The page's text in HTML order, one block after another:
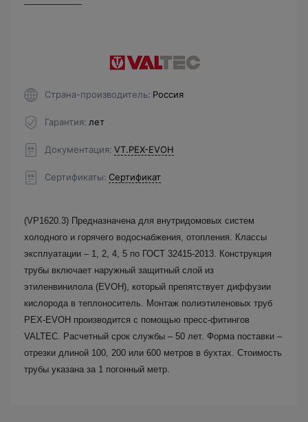
Страна-производитель Россия
Гарантия лет
Документация VT.PEX-EVOH
Сертификаты Сертификат
(VP1620.3) Предназначена для внутридомовых систем
холодного и горячего водоснабжения, отопления. Классы
эксплуатации – 1, 2, 4, 5 по ГОСТ 32415-2013. Конструкция
трубы включает наружный защитный слой из
этиленвинилола (EVOH), который препятствует диффузии
кислорода в теплоноситель. Монтаж полиэтиленовых труб
PEX-EVOH производится с помощью пресс-фитингов
VALTEC. Расчетный срок службы – 50 лет. Форма поставки –
отрезки длиной 100, 200 или 600 метров в бухтах. Стоимость
трубы указана за 1 погонный метр.